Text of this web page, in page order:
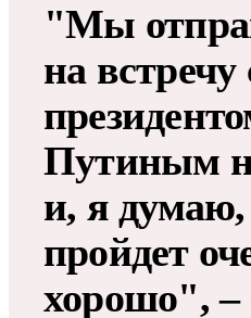
"Мы
на встречу
Путиным
и, я думаю,
пройдет
хорошо​​​", –